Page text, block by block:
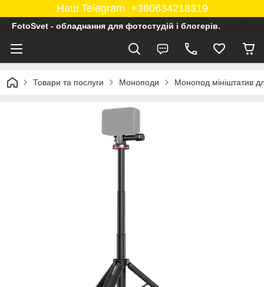
Наш Telegram +380634218319
FotoSvet - обладнання для фотостудій і блогерів.
Товари та послуги Моноподи Монопод мініштатив